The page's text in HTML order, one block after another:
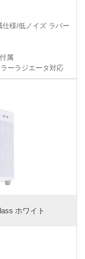
様/低ノイズ ラバー
属
ーラジエータ対応
ホワイト